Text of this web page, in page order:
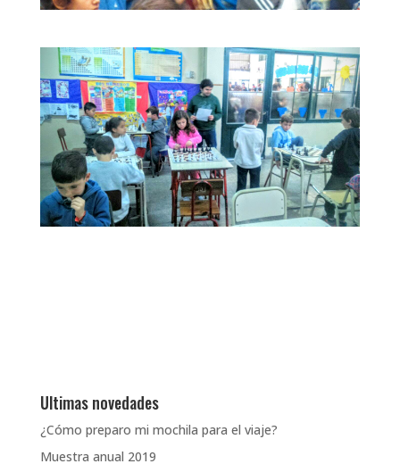
Ultimas novedades
¿Cómo preparo mi mochila para el viaje?
Muestra anual 2019